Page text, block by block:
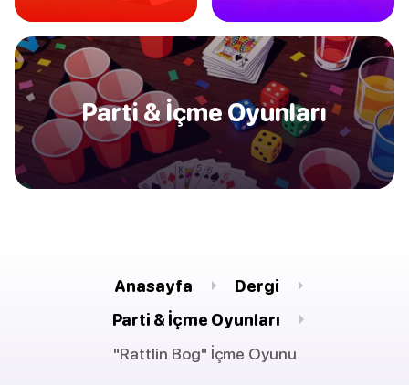
Parti & İçme Oyunları
Anasayfa
Dergi
Parti & İçme Oyunları
"Rattlin Bog" İçme Oyunu